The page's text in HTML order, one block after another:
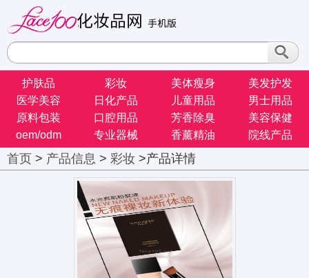
护肤品 彩妆 美体瘦身
美发护发
医学美容
日化产品 儿童用品
男士用品
原料包装
口腔用品 芳香除臭
美容保健
oem/odm
专业器械 香薰精油 院线产品
首页 > 产品信息 > 彩妆 >产品详情